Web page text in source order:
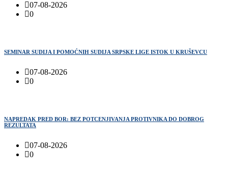
07-08-2026
0
SEMINAR SUDIJA I POMOĆNIH SUDIJA SRPSKE LIGE ISTOK U KRUŠEVCU
07-08-2026
0
NAPREDAK PRED BOR: BEZ POTCENJIVANJA PROTIVNIKA DO DOBROG
REZULTATA
07-08-2026
0